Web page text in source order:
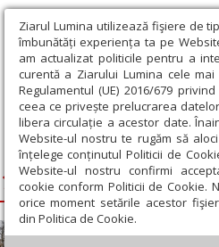
Ziarul Lumina utilizează fişiere de
îmbunătăți experiența ta pe
am actualizat politicile pentru a
curentă a Ziarului Lumina cele
Regulamentul (UE) 2016/679
ceea ce privește prelucrarea
libera circulație a acestor date.
Website-ul nostru te rugăm să
înțelege conținutul Politicii de
Website-ul nostru confirmi
cookie conform Politicii de Cookie.
orice moment setările acestor
din Politica de Cookie.
Ziarul Lumina › 1 Decembrie
1 Decembrie